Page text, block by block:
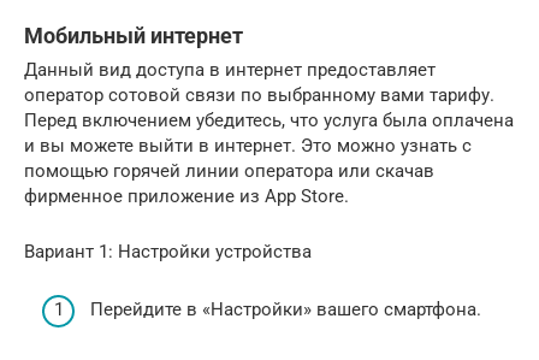
Мобильный интернет
Данный вид доступа в интернет предоставляет
оператор сотовой связи по выбранному вами тарифу.
Перед включением убедитесь, что услуга была оплачена
и вы можете выйти в интернет. Это можно узнать с
помощью горячей линии оператора или скачав
фирменное приложение из App Store.
Вариант 1: Настройки устройства
Перейдите в «Настройки» вашего смартфона.